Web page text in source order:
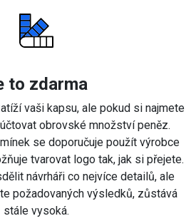
to zdarma
vaši kapsu, ale pokud si najmete
obrovské množství peněz.
se doporučuje použít výrobce
tvarovat logo tak, jak si přejete.
návrháři co nejvíce detailů, ale
požadovaných výsledků, zůstává
stále vysoká.